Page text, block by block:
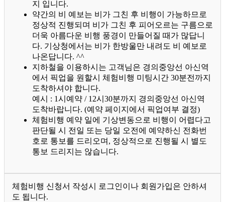
지 입니다.
약간의 비 예보는 비가 그친 후 비행이 가능하므로
정상적 진행되며 비가 그친 후 피어오르는 구름으로
더욱 아름다운 비행 풍경이 만들어질 때가 많답니
다. 기상청에서는 비가 한방울만 내려도 비 예보로
나온답니다. ^^
지하철을 이용하시는 고객님은 경의중앙선 아신역
에서 픽업을 원할시 체험비행 미팅시간 30분전까지
도착하셔야 합니다.
예시 : 1시예약 / 12시30분까지 경의중앙선 아신역
도착바랍니다. (예약 페이지에서 픽업여부 결정)
체험비행 예약 일에 기상변동으로 비행이 어렵다고
판단될 시 전일 또는 당일 오전에 예약하신 전화번
호로 통보를 드리오며, 정상적으로 진행될 시 별도
통보 드리지는 않습니다.
체험비행 신청서 작성시 로그인이나 회원가입은 안하셔
도 됩니다.